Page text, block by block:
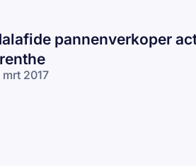
pannenverkoper
mrt 2017